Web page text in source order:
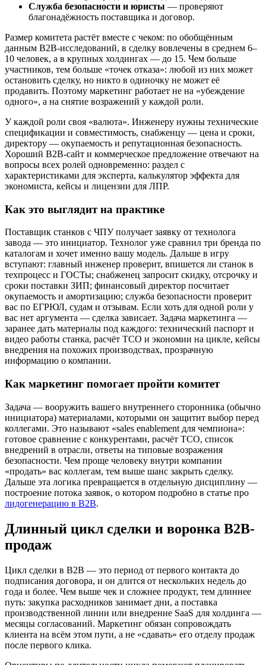
Служба безопасности и юристы — проверяют
благонадёжность поставщика и договор.
Размер комитета растёт вместе с чеком: по обобщённым
данным B2B-исследований, в сделку вовлечены в среднем 6–
10 человек, а в крупных холдингах — до 15. Чем больше
участников, тем больше «точек отказа»: любой из них может
остановить сделку, но никто в одиночку не может её
продавить. Поэтому маркетинг работает не на «убеждение
одного», а на снятие возражений у каждой роли.
У каждой роли своя «валюта». Инженеру нужны технические
спецификации и совместимость, снабженцу — цена и сроки,
директору — окупаемость и репутационная безопасность.
Хороший B2B-сайт и коммерческое предложение отвечают на
вопросы всех ролей одновременно: раздел с
характеристиками для эксперта, калькулятор эффекта для
экономиста, кейсы и лицензии для ЛПР.
Как это выглядит на практике
Поставщик станков с ЧПУ получает заявку от технолога
завода — это инициатор. Технолог уже сравнил три бренда по
каталогам и хочет именно вашу модель. Дальше в игру
вступают: главный инженер проверит, впишется ли станок в
техпроцесс и ГОСТы; снабженец запросит скидку, отсрочку и
сроки поставки ЗИП; финансовый директор посчитает
окупаемость и амортизацию; служба безопасности проверит
вас по ЕГРЮЛ, судам и отзывам. Если хоть для одной роли у
вас нет аргумента — сделка зависает. Задача маркетинга —
заранее дать материалы под каждого: технический паспорт и
видео работы станка, расчёт TCO и экономии на цикле, кейсы
внедрения на похожих производствах, прозрачную
информацию о компании.
Как маркетинг помогает пройти комитет
Задача — вооружить вашего внутреннего сторонника (обычно
инициатора) материалами, которыми он защитит выбор перед
коллегами. Это называют «sales enablement для чемпиона»:
готовое сравнение с конкурентами, расчёт TCO, список
внедрений в отрасли, ответы на типовые возражения
безопасности. Чем проще человеку внутри компании
«продать» вас коллегам, тем выше шанс закрыть сделку.
Дальше эта логика превращается в отдельную дисциплину —
построение потока заявок, о котором подробно в статье про
лидогенерацию в B2B.
Длинный цикл сделки и воронка B2B-
продаж
Цикл сделки в B2B — это период от первого контакта до
подписания договора, и он длится от нескольких недель до
года и более. Чем выше чек и сложнее продукт, тем длиннее
путь: закупка расходников занимает дни, а поставка
производственной линии или внедрение SaaS для холдинга —
месяцы согласований. Маркетинг обязан сопровождать
клиента на всём этом пути, а не «сдавать» его отделу продаж
после первого клика.